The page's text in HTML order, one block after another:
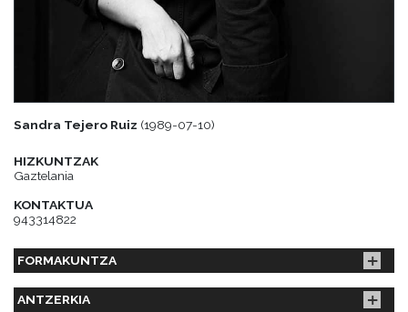
Sandra Tejero Ruiz (1989-07-10)
HIZKUNTZAK
Gaztelania
KONTAKTUA
943314822
FORMAKUNTZA
ANTZERKIA